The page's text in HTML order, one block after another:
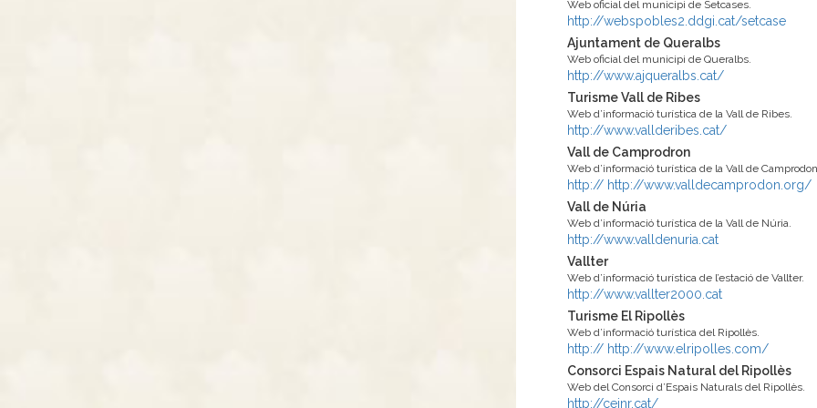
Web oficial del municipi de Setcases.
http://webspobles2.ddgi.cat/setcase
Ajuntament de Queralbs
Web oficial del municipi de Queralbs.
http://www.ajqueralbs.cat/
Turisme Vall de Ribes
Web d’informació turística de la Vall de Ribes.
http://www.vallderibes.cat/
Vall de Camprodron
Web d’informació turística de la Vall de
http:// http://www.valldecamprodon.org/
Vall de Núria
Web d’informació turística de la Vall de Núria.
http://www.valldenuria.cat
Vallter
Web d’informació turística de l’estació de Vallter.
http://www.vallter2000.cat
Turisme El Ripollès
Web d’informació turística del Ripollès.
http:// http://www.elripolles.com/
Consorci Espais Natural del Ripollès
Web del Consorci d’Espais Naturals del Ripollès.
http://ceinr.cat/